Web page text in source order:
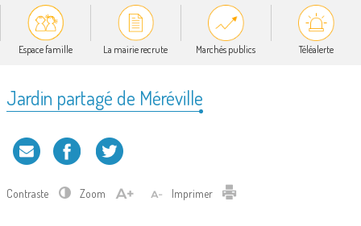
Espace famille La mairie recrute Marchés publics Téléalerte
Jardin partagé de Méréville
Contraste Zoom Imprimer